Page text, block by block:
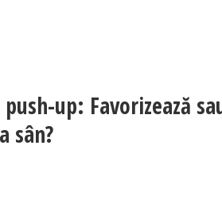
up: Favorizează
sân?